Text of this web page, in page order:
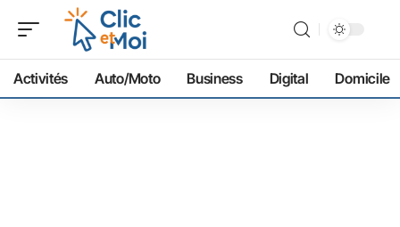
Activités Auto/Moto Business Digital Domicile